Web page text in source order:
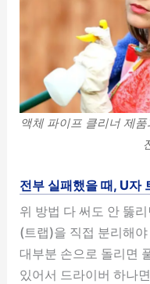
액체 파이프 클리너 제
전부 실패했을 때, U자
위 방법 다 써도 안 뚫
(트랩)을 직접 분리해
대부분 손으로 돌리면
있어서 드라이버 하나